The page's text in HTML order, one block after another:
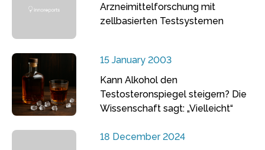
Arzneimittelforschung mit
zellbasierten Testsystemen
15 January 2003
Kann Alkohol den
Testosteronspiegel steigern? Die
Wissenschaft sagt: „Vielleicht“
18 December 2024